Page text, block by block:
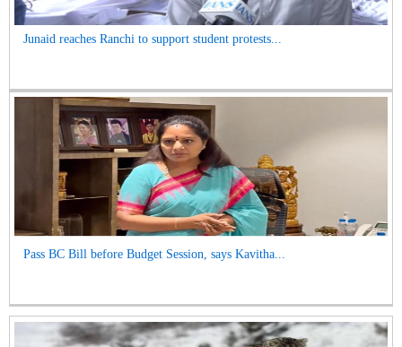
Junaid reaches Ranchi to support student protests...
Pass BC Bill before Budget Session, says Kavitha...